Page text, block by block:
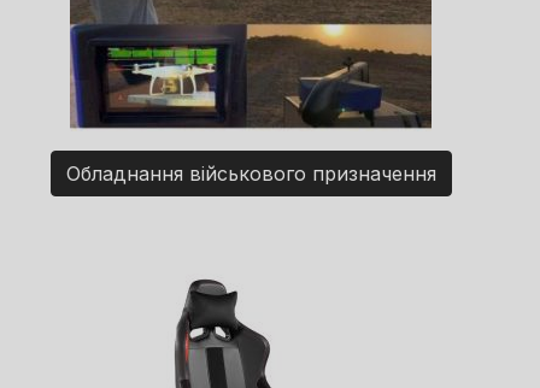
Обладнання військового призначення